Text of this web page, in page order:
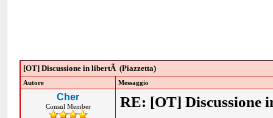
[OT] Discussione in libertÃ (Piazzetta)
Autore Messaggio
Cher
Consul Member RE: [OT] Discussione